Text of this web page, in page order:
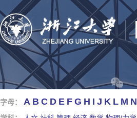
字母： A B C D E F G H I J K L M N